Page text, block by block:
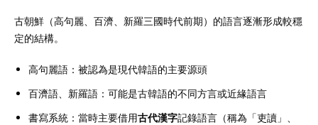
古朝鮮（高句麗、百濟、新羅三國時代前期）的語言逐漸形成較穩
定的結構。
高句麗語：被認為是現代韓語的主要源頭
百濟語、新羅語：可能是古韓語的不同方言或近緣語言
書寫系統：當時主要借用古代漢字記錄語言（稱為「吏讀」、